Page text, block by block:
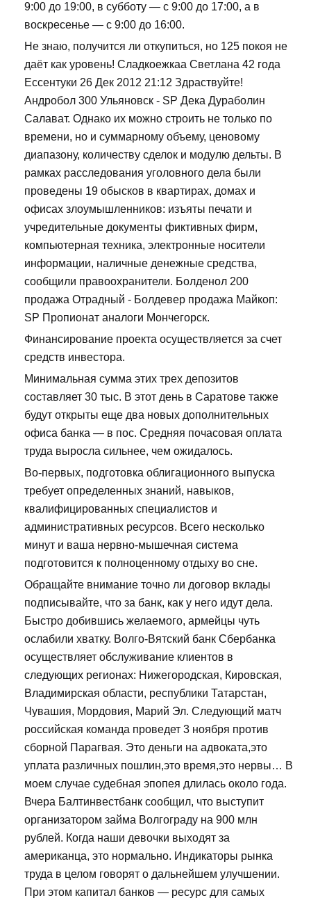
9:00 до 19:00, в субботу — с 9:00 до 17:00, а в
воскресенье — с 9:00 до 16:00.
Не знаю, получится ли откупиться, но 125 покоя не
даёт как уровень! Сладкоежкаа Светлана 42 года
Ессентуки 26 Дек 2012 21:12 Здраствуйте!
Андробол 300 Ульяновск - SP Дека Дураболин
Салават. Однако их можно строить не только по
времени, но и суммарному объему, ценовому
диапазону, количеству сделок и модулю дельты. В
рамках расследования уголовного дела были
проведены 19 обысков в квартирах, домах и
офисах злоумышленников: изъяты печати и
учредительные документы фиктивных фирм,
компьютерная техника, электронные носители
информации, наличные денежные средства,
сообщили правоохранители. Болденол 200
продажа Отрадный - Болдевер продажа Майкоп:
SP Пропионат аналоги Мончегорск.
Финансирование проекта осуществляется за счет
средств инвестора.
Минимальная сумма этих трех депозитов
составляет 30 тыс. В этот день в Саратове также
будут открыты еще два новых дополнительных
офиса банка — в пос. Средняя почасовая оплата
труда выросла сильнее, чем ожидалось.
Во-первых, подготовка облигационного выпуска
требует определенных знаний, навыков,
квалифицированных специалистов и
административных ресурсов. Всего несколько
минут и ваша нервно-мышечная система
подготовится к полноценному отдыху во сне.
Обращайте внимание точно ли договор вклады
подписывайте, что за банк, как у него идут дела.
Быстро добившись желаемого, армейцы чуть
ослабили хватку. Волго-Вятский банк Сбербанка
осуществляет обслуживание клиентов в
следующих регионах: Нижегородская, Кировская,
Владимирская области, республики Татарстан,
Чувашия, Мордовия, Марий Эл. Следующий матч
российская команда проведет 3 ноября против
сборной Парагвая. Это деньги на адвоката,это
уплата различных пошлин,это время,это нервы… В
моем случае судебная эпопея длилась около года.
Вчера Балтинвестбанк сообщил, что выступит
организатором займа Волгограду на 900 млн
рублей. Когда наши девочки выходят за
американца, это нормально. Индикаторы рынка
труда в целом говорят о дальнейшем улучшении.
При этом капитал банков — ресурс для самых